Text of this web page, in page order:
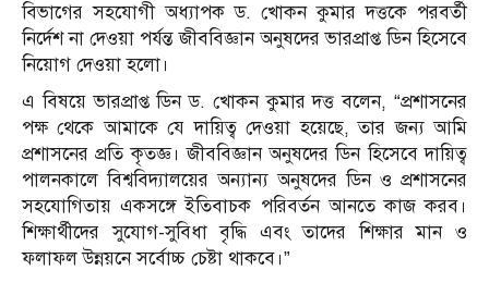
বিভাগের সহযোগী অধ্যাপক ড. খোকন কুমার দত্তকে পরবর্তী
নির্দেশ না দেওয়া পর্যন্ত জীববিজ্ঞান অনুষদের ভারপ্রাপ্ত ডিন হিসেবে
নিয়োগ দেওয়া হলো।
এ বিষয়ে ভারপ্রাপ্ত ডিন ড. খোকন কুমার দত্ত বলেন, “প্রশাসনের
পক্ষ থেকে আমাকে যে দায়িত্ব দেওয়া হয়েছে, তার জন্য আমি
প্রশাসনের প্রতি কৃতজ্ঞ। জীববিজ্ঞান অনুষদের ডিন হিসেবে দায়িত্ব
পালনকালে বিশ্ববিদ্যালয়ের অন্যান্য অনুষদের ডিন ও প্রশাসনের
সহযোগিতায় একসঙ্গে ইতিবাচক পরিবর্তন আনতে কাজ করব।
শিক্ষার্থীদের সুযোগ-সুবিধা বৃদ্ধি এবং তাদের শিক্ষার মান ও
ফলাফল উন্নয়নে সর্বোচ্চ চেষ্টা থাকবে।”